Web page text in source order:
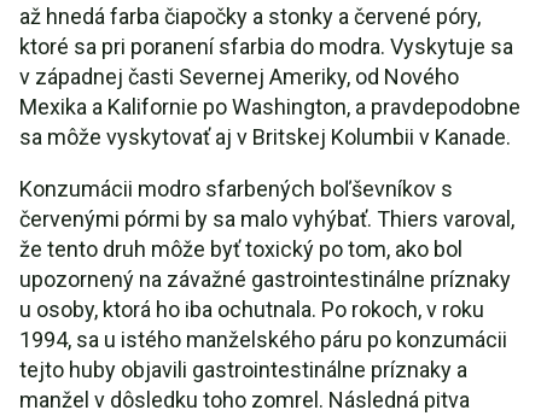
až hnedá farba čiapočky a stonky a červené póry,
ktoré sa pri poranení sfarbia do modra. Vyskytuje sa
v západnej časti Severnej Ameriky, od Nového
Mexika a Kalifornie po Washington, a pravdepodobne
sa môže vyskytovať aj v Britskej Kolumbii v Kanade.
Konzumácii modro sfarbených boľševníkov s
červenými pórmi by sa malo vyhýbať. Thiers varoval,
že tento druh môže byť toxický po tom, ako bol
upozornený na závažné gastrointestinálne príznaky
u osoby, ktorá ho iba ochutnala. Po rokoch, v roku
1994, sa u istého manželského páru po konzumácii
tejto huby objavili gastrointestinálne príznaky a
manžel v dôsledku toho zomrel. Následná pitva